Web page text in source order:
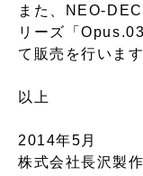
また、NEO-
リーズ「
て販売を行います
以上
2014年5月
株式会社長沢製